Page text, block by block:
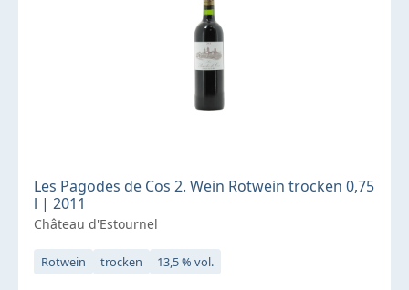
Les Pagodes de Cos 2. Wein Rotwein trocken 0,75
l | 2011
Château d'Estournel
Rotwein trocken 13,5 % vol.